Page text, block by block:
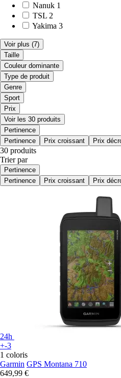
Nanuk 1
TSL 2
Yakima 3
Voir plus (7)
Taille
Couleur dominante
Type de produit
Genre
Sport
Prix
Voir les 30 produits
Pertinence
Pertinence
Prix croissant Prix
30 produits
Trier par
Pertinence
Pertinence
Prix croissant Prix
24h
+-3
1 coloris
Garmin GPS Montana 710
649,99 €